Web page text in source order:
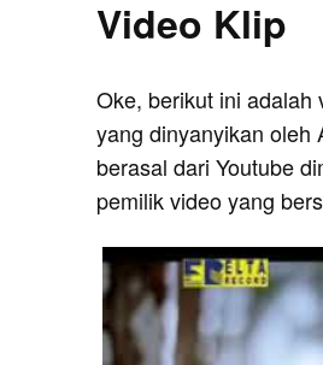
Video Klip
Oke, berikut ini adalah
yang dinyanyikan oleh
berasal dari Youtube
pemilik video yang